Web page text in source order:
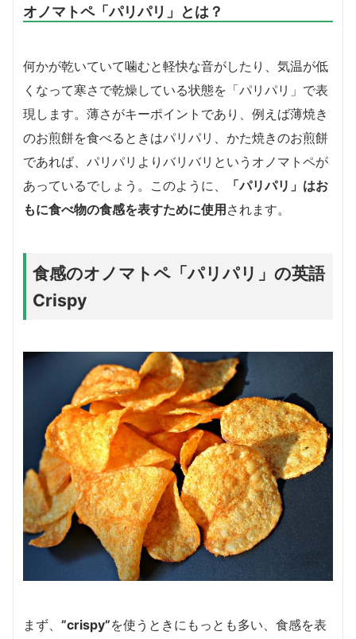
オノマトペ「パリパリ」とは？
何かが乾いていて噛むと軽快な音がしたり、気温が低
くなって寒さで乾燥している状態を「パリパリ」で表
現します。薄さがキーポイントであり、例えば薄焼き
のお煎餅を食べるときはパリパリ、かた焼きのお煎餅
であれば、パリパリよりバリバリというオノマトペが
あっているでしょう。このように、
「パリパリ」はお
もに食べ物の食感を表すために使用 されます。
食感のオノマトペ「パリパリ」の英語
Crispy
まず、 ”crispy”を使うときにもっとも多い、食感を表